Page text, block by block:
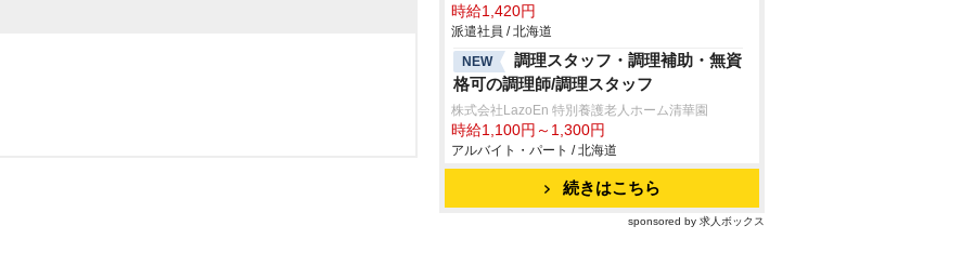
時給1,420円
派遣社員 / 北海道
NEW
調理スタッフ・調理補助・無資
格可の調理師/調理スタッフ
株式会社LazoEn 特別養護老人ホーム清華園
時給1,100円～1,300円
アルバイト・パート / 北海道
続きはこちら
sponsored by 求人ボックス